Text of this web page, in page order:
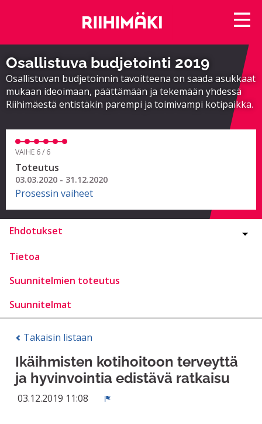
Osallistuva budjetointi 2019
Osallistuvan budjetoinnin tavoitteena on saada asukkaat
mukaan ideoimaan, päättämään ja tekemään yhdessä
Riihimäestä entistäkin parempi ja toimivampi kotipaikka.
VAIHE 6 / 6
Toteutus
03.03.2020 - 31.12.2020
Prosessin vaiheet
Ehdotukset
Tietoa
Suunnitelmien toteutus
Suunnitelmat
Takaisin listaan
Ikäihmisten kotihoitoon terveyttä
ja hyvinvointia edistävä ratkaisu
03.12.2019 11:08